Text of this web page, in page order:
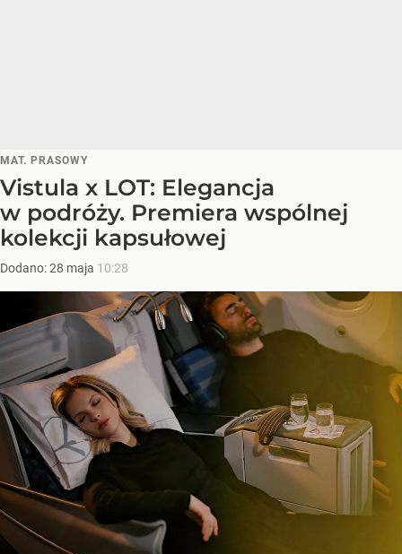
MAT. PRASOWY
Vistula x LOT: Elegancja
w podróży. Premiera wspólnej
kolekcji kapsułowej
Dodano:28 maja 10:28